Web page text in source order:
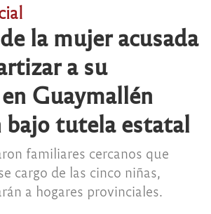
la mujer acusada
a su
Guaymallén
bajo tutela estatal
familiares cercanos que
cargo de las cinco niñas,
a hogares provinciales.